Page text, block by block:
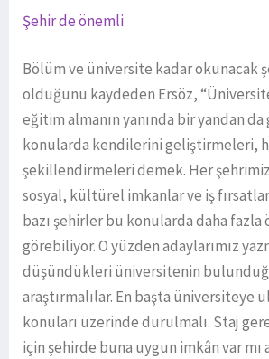
Şehir de önemli
Bölüm ve üniversite kadar okunacak
olduğunu kaydeden Ersöz,
eğitim almanın yanında bir yandan
konularda kendilerini geliştirmeleri,
şekillendirmeleri demek. Her
sosyal, kültürel imkanlar ve iş
bazı şehirler bu konularda daha fazla
görebiliyor. O yüzden adaylarımız
düşündükleri üniversitenin
araştırmalılar. En başta üniversiteye
konuları üzerinde durulmalı. Staj
için şehirde buna uygun imkân var mı